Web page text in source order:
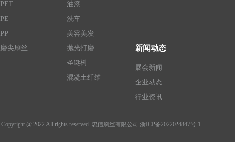
PET
PE
PP
磨尖刷丝
油漆
洗车
美容美发
抛光打磨
圣诞树
混凝土纤维
新闻动态
展会新闻
企业动态
行业资讯
Copyright @ 2022 All rights reserved. 忠信刷丝有限公司浙ICP备2022024847号-1